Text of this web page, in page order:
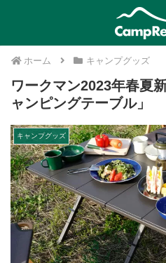
ホーム キャンプグッズ
ワークマン2023年春夏
ャンピングテーブル」
キャンプグッズ